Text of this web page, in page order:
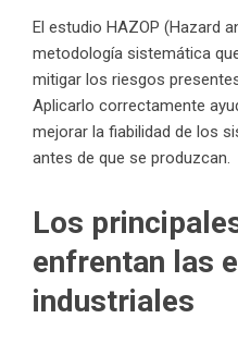
El estudio HAZOP (Hazard
metodología sistemática
mitigar los riesgos
Aplicarlo correctamente
mejorar la fiabilidad de los
antes de que se produzcan.
Los
enfrentan las
industriales